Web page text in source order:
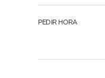
PEDIR HORA